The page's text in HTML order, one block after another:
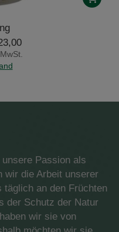
Aktueller
Preis
Passion als
wir die Arbeit unserer
täglich an den Früchten
der Schutz der Natur
wir sie von